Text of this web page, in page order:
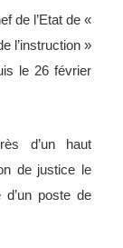
de l’Etat de «
l’instruction »
le 26 février
d’un haut
de justice le
poste de